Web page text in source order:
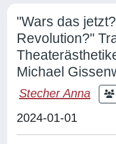
"Wars das
Revolution?"
Michael
Stecher Anna
2024-01-01